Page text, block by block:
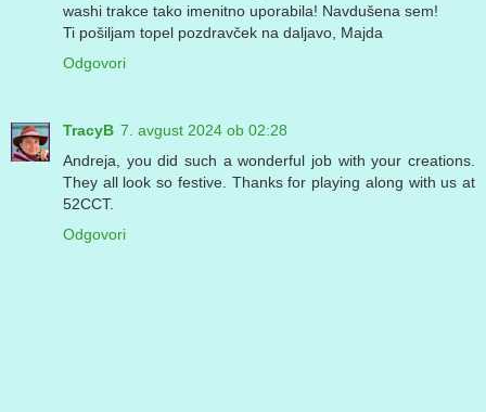
washi trakce tako imenitno uporabila! Navdušena sem!
Ti pošiljam topel pozdravček na daljavo, Majda
Odgovori
TracyB 7. avgust 2024 ob 02:28
Andreja, you did such a wonderful job with your creations.
They all look so festive. Thanks for playing along with us at
52CCT.
Odgovori